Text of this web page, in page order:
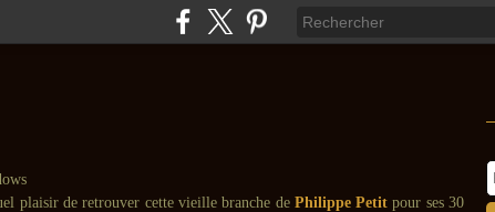
plaisir de retrouver cette vieille branche de Philippe Petit pour ses 30